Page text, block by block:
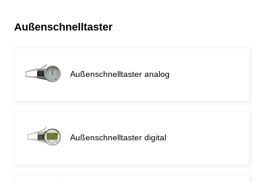
Außenschnelltaster
Außenschnelltaster analog
Außenschnelltaster digital